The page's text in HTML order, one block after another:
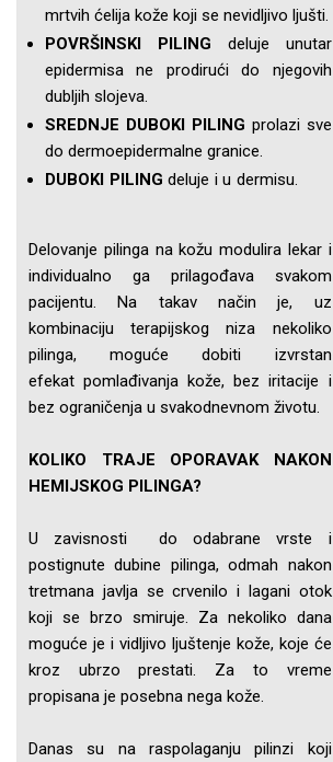
mrtvih ćelija kože koji se nevidljivo ljušti.
POVRŠINSKI PILING deluje unutar
epidermisa ne prodirući do njegovih
dubljih slojeva.
SREDNJE DUBOKI PILING prolazi sve
do dermoepidermalne granice.
DUBOKI PILING deluje i u dermisu.
Delovanje pilinga na kožu modulira lekar i
individualno ga prilagođava svakom
pacijentu. Na takav način je, uz
kombinaciju terapijskog niza nekoliko
pilinga, moguće dobiti izvrstan
efekat pomlađivanja kože, bez iritacije i
bez ograničenja u svakodnevnom životu.
KOLIKO TRAJE OPORAVAK NAKON
HEMIJSKOG PILINGA?
U zavisnosti do odabrane vrste i
postignute dubine pilinga, odmah nakon
tretmana javlja se crvenilo i lagani otok
koji se brzo smiruje. Za nekoliko dana
moguće je i vidljivo ljuštenje kože, koje će
kroz ubrzo prestati. Za to vreme
propisana je posebna nega kože.
Danas su na raspolaganju pilinzi koji